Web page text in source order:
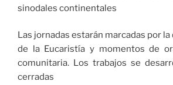
sinodales continentales
Las jornadas estarán marcadas por
de la Eucaristía y momentos de
comunitaria. Los trabajos se
cerradas